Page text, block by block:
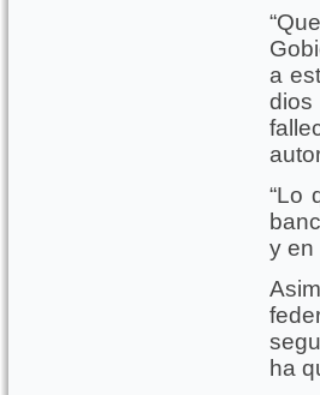
a
dios
“Lo
y en
ha